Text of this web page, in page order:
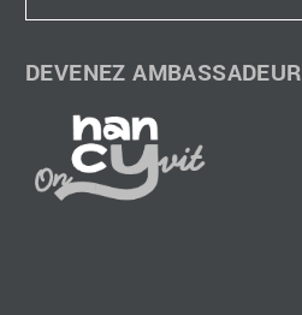
DEVENEZ AMBASSADEUR